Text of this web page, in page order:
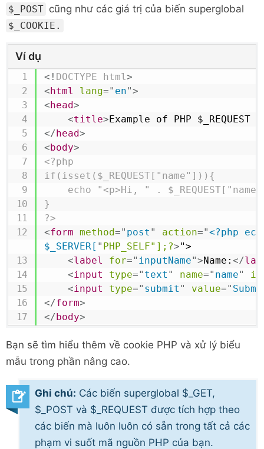
$_POST cũng như các giá trị của biến superglobal
$_COOKIE.
Ví dụ
<! DOCTYPE html>
<html lang=" en">
<head>
<title>Example of PHP $_REQUEST
</head>
<body>
<?php
if(isset($_REQUEST["name"])){
}
?>
<form method=" post " action="<?php
$_SERVER[ " PHP_SELF"];?>">
<label for=" inputName">Name: </
<input type=" text " name=" name" id
<input type=" submit " value="
</form>
</body>
Bạn sẽ tìm hiểu thêm về cookie PHP và xử lý biểu
mẫu trong phần nâng cao.
Ghi chú: Các biến superglobal $_GET,
$_POST và $_REQUEST được tích hợp theo
các biến mà luôn luôn có sẵn trong tất cả các
phạm vi suốt mã nguồn PHP của bạn.